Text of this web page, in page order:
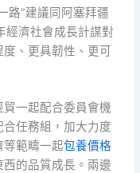
路”建議同阿塞拜疆
經濟社會成長計謀對
、更具韌性、更可
一起配合委員會機
任務組，加大力度
等範疇一起包養價格
的品質成長。兩邊